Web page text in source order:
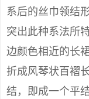
系后的丝巾领结
突出此种系法所
边颜色相近的长
折成风琴状百褶
结，即成一个平